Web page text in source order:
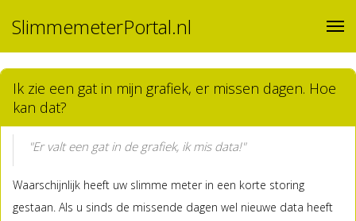
SlimmemeterPortal.nl
Ik zie een gat in mijn grafiek, er missen dagen. Hoe
kan dat?
"Er valt een gat in de grafiek, ik mis data!"
Waarschijnlijk heeft uw slimme meter in een korte storing
gestaan. Als u sinds de missende dagen wel nieuwe data heeft